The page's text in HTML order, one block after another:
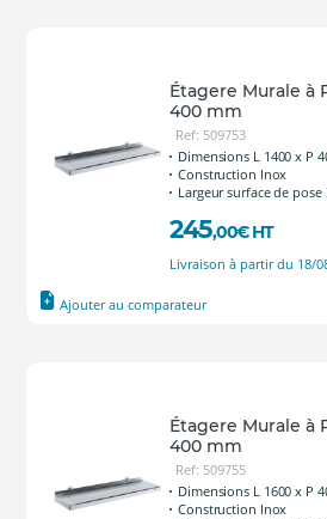
Étagere Murale à
400 mm
Ref: 509753
Dimensions L 1400 x P
Construction Inox
Largeur surface de pose
245,00€ HT
Livraison à partir du 18/
Ajouter au comparateur
Étagere Murale à
400 mm
Ref: 509755
Dimensions L 1600 x P
Construction Inox